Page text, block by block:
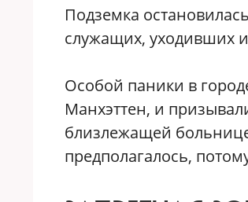
Подземка
служащих, уходивших
Особой паники в
Манхэттен, и
близлежащей
предполагалось,